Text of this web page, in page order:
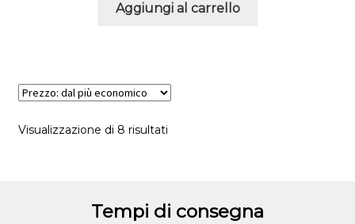
Aggiungi al carrello
Visualizzazione di 8 risultati
Tempi di consegna